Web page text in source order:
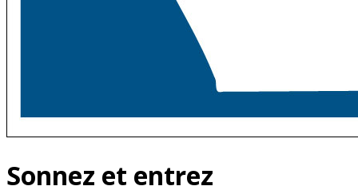
Sonnez et entrez